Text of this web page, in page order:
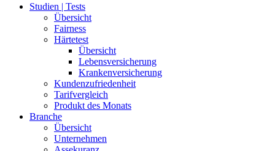
Studien | Tests
Übersicht
Fairness
Härtetest
Übersicht
Lebensversicherung
Krankenversicherung
Kundenzufriedenheit
Tarifvergleich
Produkt des Monats
Branche
Übersicht
Unternehmen